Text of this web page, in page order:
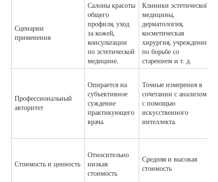
Сценарии
применения
Салоны красоты
общего
профиля, уход
за кожей,
консультации
по эстетической
медицине.
Клиники эстетической
медицины,
дерматология,
косметическая
хирургия, учреждения
по борьбе со
старением и т. д.
Профессиональный
авторитет
Опирается на
субъективное
суждение
практикующего
врача.
Точные измерения в
сочетании с анализом
с помощью
искусственного
интеллекта.
Стоимость и ценность
Относительно
низкая
стоимость
Средняя и высокая
стоимость